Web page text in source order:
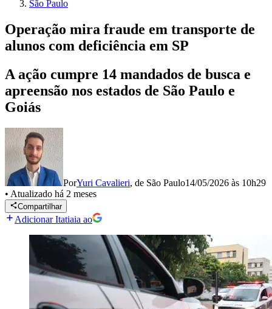
São Paulo
Operação mira fraude em transporte de
alunos com deficiência em SP
A ação cumpre 14 mandados de busca e
apreensão nos estados de São Paulo e
Goiás
PorYuri Cavalieri, de São Paulo14/05/2026 às 10h29
• Atualizado há 2 meses
Compartilhar
Adicionar Itatiaia ao